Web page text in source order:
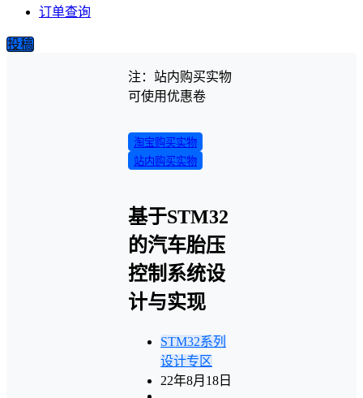
订单查询
投稿
注：站内购买实物
可使用优惠卷
淘宝购买实物
站内购买实物
基于STM32
的汽车胎压
控制系统设
计与实现
STM32系列
设计专区
22年8月18日